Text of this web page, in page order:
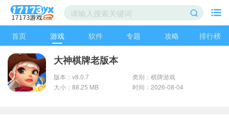
首页 游戏 软件 专题 攻略 排行榜
大神棋牌老版本
版本：v8.0.7
类别：棋牌游戏
大小：88.25 MB
时间：2026-08-04